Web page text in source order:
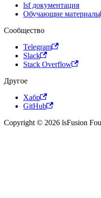
lsf документация
Обучающие материалы
Сообщество
Telegram
Slack
Stack Overflow
Другое
Хабр
GitHub
Copyright © 2026 lsFusion